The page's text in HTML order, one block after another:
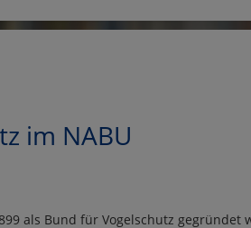
im NABU
als Bund für Vogelschutz gegründet